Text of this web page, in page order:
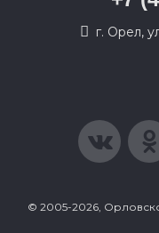
г. Орел,
© 2005-2026,